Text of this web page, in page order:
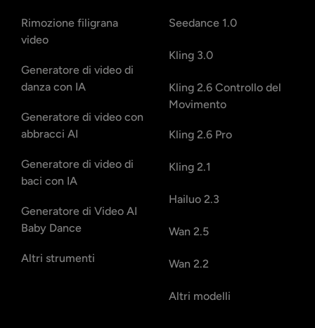
Rimozione filigrana
video
Generatore di video di
danza con IA
Generatore di video con
abbracci AI
Generatore di video di
baci con IA
Generatore di Video AI
Baby Dance
Altri strumenti
Seedance 1.0
Kling 3.0
Kling 2.6 Controllo del
Movimento
Kling 2.6 Pro
Kling 2.1
Hailuo 2.3
Wan 2.5
Wan 2.2
Altri modelli